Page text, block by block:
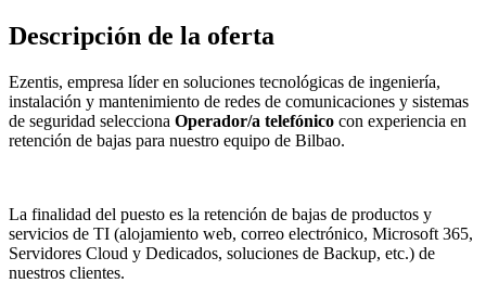
Descripción de la oferta
Ezentis, empresa líder en soluciones tecnológicas de ingeniería,
instalación y mantenimiento de redes de comunicaciones y sistemas
de seguridad selecciona Operador/a telefónico con experiencia en
retención de bajas para nuestro equipo de Bilbao.
La finalidad del puesto es la retención de bajas de productos y
servicios de TI (alojamiento web, correo electrónico, Microsoft 365,
Servidores Cloud y Dedicados, soluciones de Backup, etc.) de
nuestros clientes.